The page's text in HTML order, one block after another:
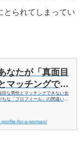
とられてしまってい
なたが「真面目
マッチングでき
女性版プロフィ
目な男性とマッチングできない女
ちな「プロフィール」の間違いと
profile-for-a-woman/